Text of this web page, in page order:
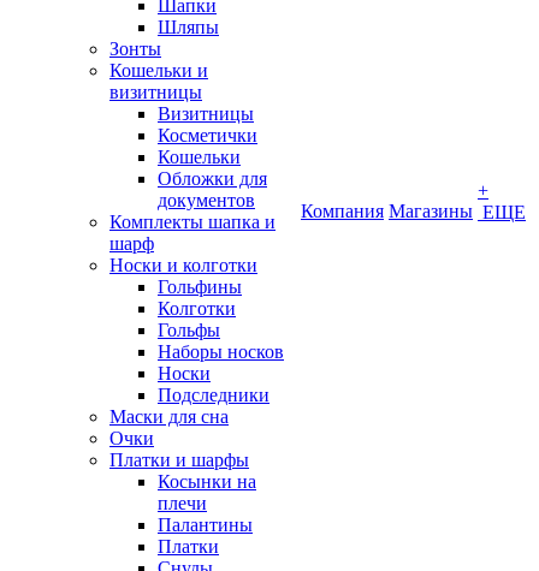
Шапки
Шляпы
Зонты
Кошельки и
визитницы
Визитницы
Косметички
Кошельки
Обложки для
документов
Комплекты шапка и
шарф
Носки и колготки
Гольфины
Колготки
Гольфы
Наборы носков
Носки
Подследники
Маски для сна
Очки
Платки и шарфы
Косынки на
плечи
Палантины
Платки
Компания Магазины
+
ЕЩЕ